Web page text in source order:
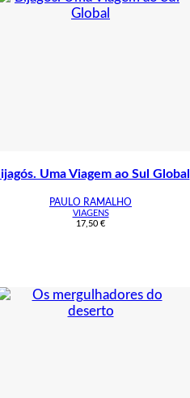
Uma Viagem ao Sul Global
PAULO RAMALHO
VIAGENS
17,50 €